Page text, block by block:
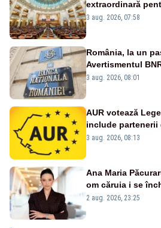
extraordinară
jaloane din PNRR
3 aug. 2026, 07:58
România, la un
Avertismentul
pentru câteva luni”
3 aug. 2026, 08:01
AUR votează
include partenerii
de avere și
trebuie să plece
3 aug. 2026, 08:13
Ana Maria
om căruia i se
portiță?”
2 aug. 2026, 23:25